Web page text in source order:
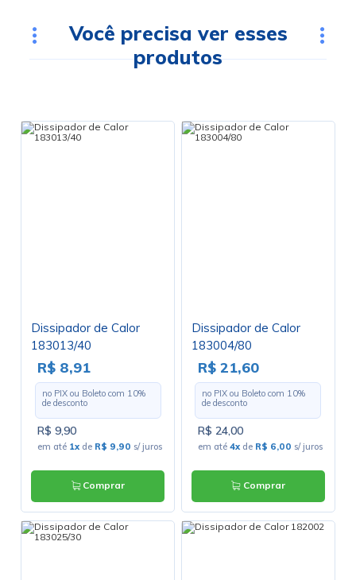
Você precisa ver esses
produtos
Dissipador de Calor
183013/40
R$ 8,91
no PIX ou Boleto com 10%
de desconto
R$ 9,90
em até 1x de R$ 9,90 s/ juros
Comprar
Dissipador de Calor
183004/80
R$ 21,60
no PIX ou Boleto com 10%
de desconto
R$ 24,00
em até 4x de R$ 6,00 s/ juros
Comprar